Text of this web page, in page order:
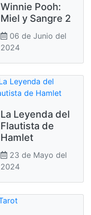
Winnie Pooh:
Miel y Sangre 2
06 de Junio del
2024
La Leyenda del
Flautista de
Hamlet
23 de Mayo del
2024